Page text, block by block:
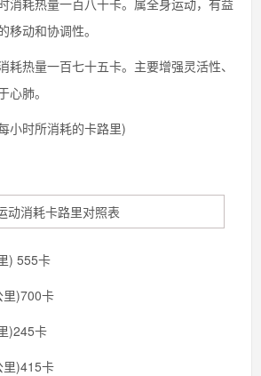
耗热量一百八十卡。属全身运动，有益
移动和协调性。
热量一百七十五卡。主要增强灵活性、
心肺。
时所消耗的卡路里)
) 555卡
)700卡
)245卡
)415卡